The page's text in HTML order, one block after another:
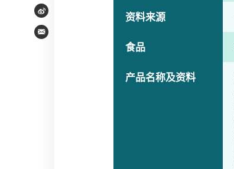
Weibo
Email
资料来源
食品
产品名称及资料